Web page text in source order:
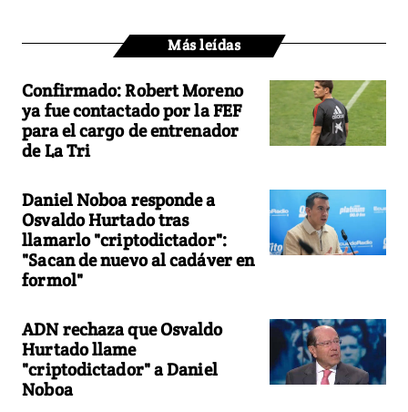
Más leídas
Confirmado: Robert Moreno
ya fue contactado por la FEF
para el cargo de entrenador
de La Tri
Daniel Noboa responde a
Osvaldo Hurtado tras
llamarlo "criptodictador":
"Sacan de nuevo al cadáver en
formol"
ADN rechaza que Osvaldo
Hurtado llame
"criptodictador" a Daniel
Noboa